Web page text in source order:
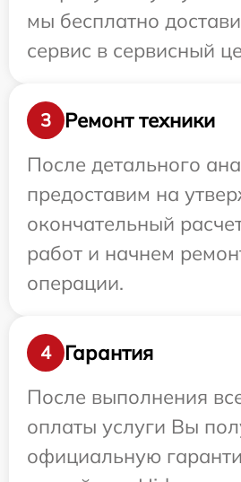
мы бесплатно
сервис в сервисный
3
Ремонт техники
После детального
предоставим на
окончательный
работ и начнем
операции.
4
Гарантия
После выполнения
оплаты услуги Вы
официальную